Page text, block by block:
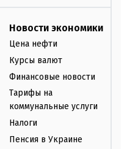
Новости экономики
Цена нефти
Курсы валют
Финансовые новости
Тарифы на
коммунальные услуги
Налоги
Пенсия в Украине